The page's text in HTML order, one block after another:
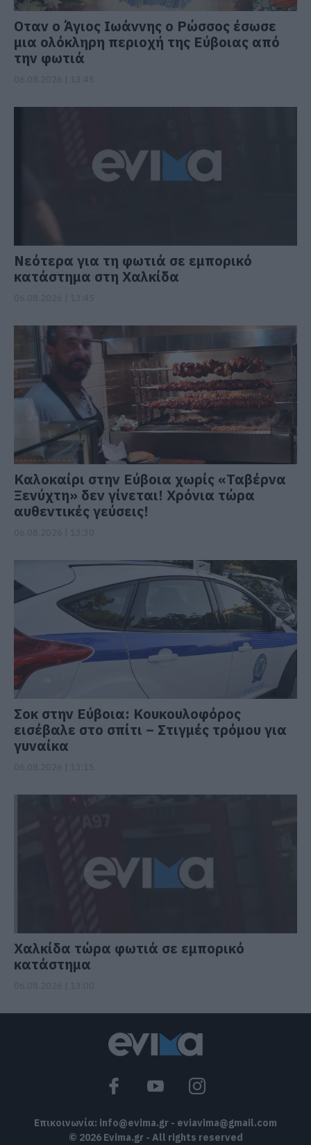
Οταν ο Άγιος Ιωάννης ο Ρώσσος έσωσε
μια ολόκληρη περιοχή της Εύβοιας από
την φωτιά
Νεότερα για τη φωτιά σε εμπορικό
κατάστημα στη Χαλκίδα
Καλοκαίρι στην Εύβοια χωρίς «Ταβέρνα
Ξενύχτη» δεν γίνεται! Χρόνια τώρα
αυθεντικές γεύσεις!
Σοκ στην Εύβοια: Κουκουλοφόρος
εισέβαλε στο σπίτι – Στιγμές τρόμου για
γυναίκα
Χαλκίδα τώρα φωτιά σε εμπορικό
κατάστημα
Επικοινωνία: info@evima.gr - eviavima@gmail.com
© 2026 Evima.gr - All rights reserved